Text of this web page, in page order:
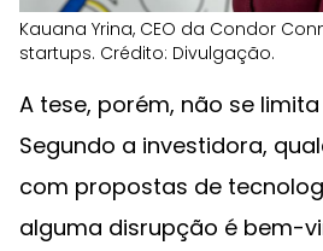
Kauana Yrina, CEO da Condor
startups. Crédito: Divulgação.
A tese, porém, não se
Segundo a investidora,
com propostas de
alguma disrupção é bem-